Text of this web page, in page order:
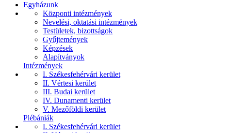
Egyházunk
Központi intézmények
Nevelési, oktatási intézmények
Testületek, bizottságok
Gyűjtemények
Képzések
Alapítványok
Intézmények
I. Székesfehérvári kerület
II. Vértesi kerület
III. Budai kerület
IV. Dunamenti kerület
V. Mezőföldi kerület
Plébániák
I. Székesfehérvári kerület